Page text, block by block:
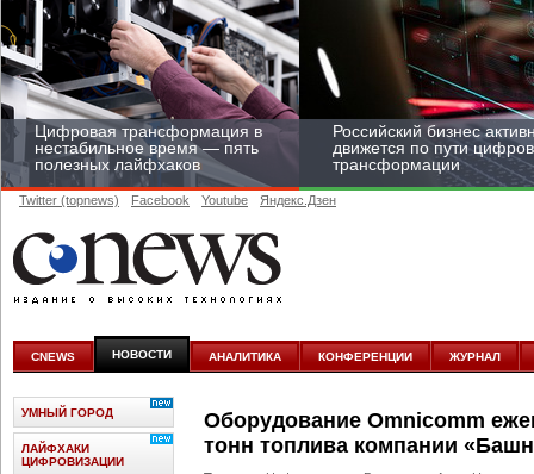
Цифровая трансформация в
нестабильное время — пять
полезных лайфхаков
Российский бизнес
движется по пути
трансформации
цифровизироваться со
скоростью крупных
корпораций
Twitter (topnews) Facebook Youtube Яндекс.Дзен
CNEWS НОВОСТИ АНАЛИТИКА КОНФЕРЕНЦИИ ЖУРНАЛ
Оборудование Omnicomm
тонн топлива компании
УМНЫЙ ГОРОД
ЛАЙФХАКИ
ЦИФРОВИЗАЦИИ